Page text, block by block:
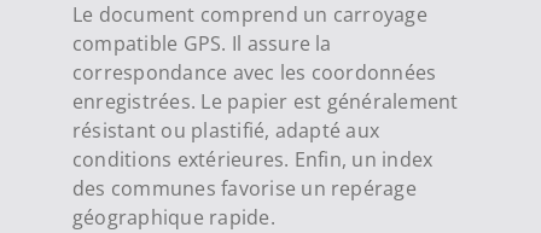
Le document comprend un carroyage
compatible GPS. Il assure la
correspondance avec les coordonnées
enregistrées. Le papier est généralement
résistant ou plastifié, adapté aux
conditions extérieures. Enfin, un index
des communes favorise un repérage
géographique rapide.